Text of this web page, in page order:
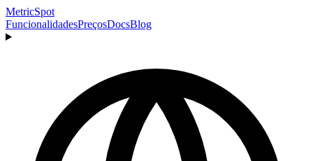
MetricSpot
FuncionalidadesPreçosDocsBlog